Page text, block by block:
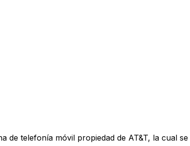
de telefonía móvil propiedad de AT&T, la cual